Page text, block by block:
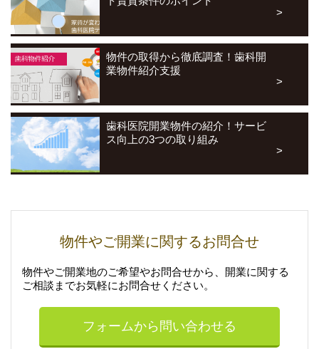
を受けたものに対する必要かつ適切な監督を行います。
株式会社インサイトは、皆さまの個人情報をできるだけ正確かつ
最新の内容で管理します。皆さまからお申し出があったときは、
法令の規定によって特別の手続きが定められている場合を除き本
人に対し遅滞なく書面によって開示いたします。
また、内容が正確でないなどのお申し出があったときは、その内
容を確認し必要に応じて登録情報の追加・変更・訂正または削除
（退会）等を遅滞なく行います。
ただし、個人情報を削除すると提供できない商品・サービスが発
株式会社インサイトのWebサイトや各種ネットサービスでは、皆
どを手がかりにして自動的に収集することがあります。収集した
情報は主に、アクセス状況を把握して利用したり、サイトやサー
具体的に株式会社インサイトは、主として下記の目的でアクセス
情報を利用します。
物件の取得から徹底調査！歯科開
業物件紹介支援
歯科医院開業物件の紹介！サービ
ス向上の3つの取り組み
物件やご開業に関するお問合せ
物件やご開業地のご希望やお問合せから、開業に関する
ご相談までお気軽にお問合せください。
フォームから問い合わせる